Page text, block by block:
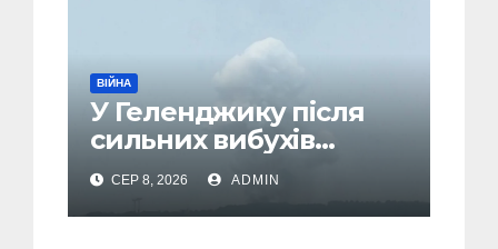
ВІЙНА
У Геленджику після
сильних вибухів
почалася масова
евакуація
СЕР 8, 2026 ADMIN